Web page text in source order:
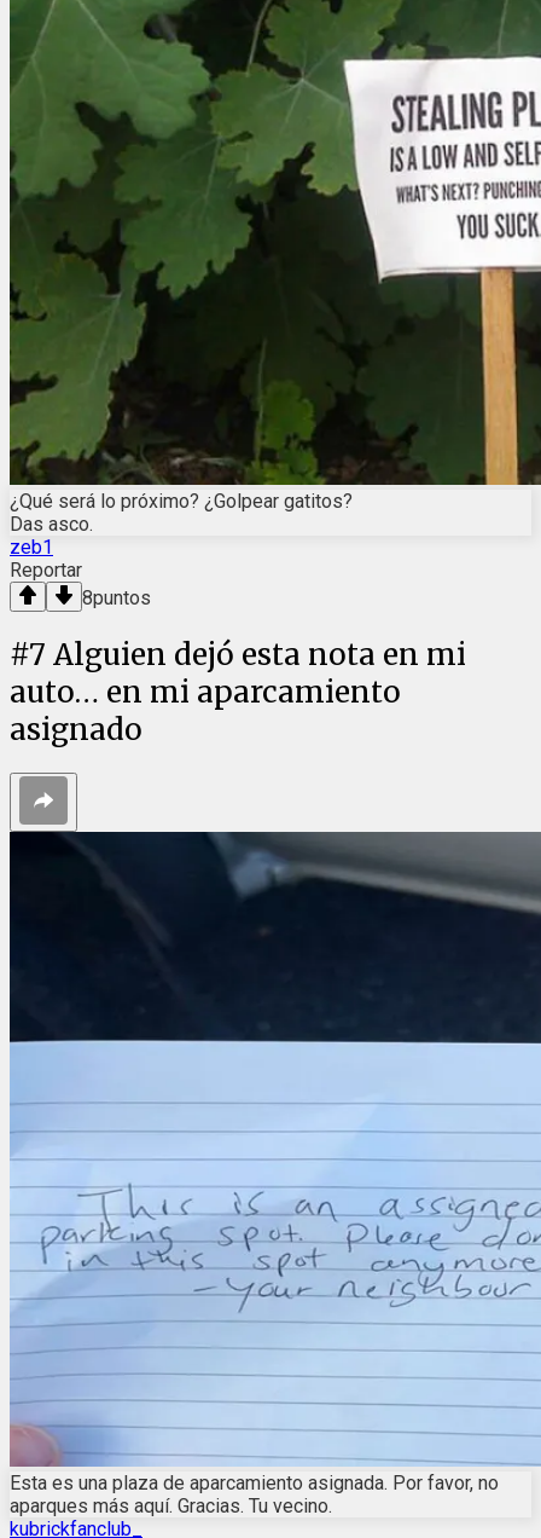
¿Qué será lo próximo? ¿Golpear gatitos?
Das asco.
zeb1
Reportar
8puntos
#7 Alguien dejó esta nota en mi
auto… en mi aparcamiento
asignado
Esta es una plaza de aparcamiento asignada. Por favor, no
aparques más aquí. Gracias. Tu vecino.
kubrickfanclub_